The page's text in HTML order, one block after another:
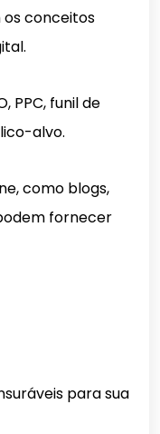
conceitos
PPC, funil de
alvo.
como blogs,
fornecer
para sua